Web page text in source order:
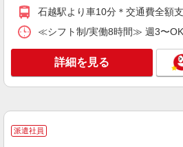
時給1350円〜
通費全支給(ガソリン
栗原市｜来社不要♪
キープ
派遣社員
株式会社kotrio /●SD-H-1733146
石越駅より車10分＊交通費全額
≪シフト制/実働8時間≫ 週3〜
詳細を見る
派遣社員